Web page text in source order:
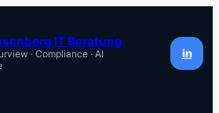
IT Beratung
· Compliance · AI
in